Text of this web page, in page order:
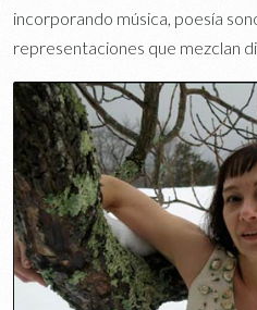
incorporando música, poesía
representaciones que mezclan